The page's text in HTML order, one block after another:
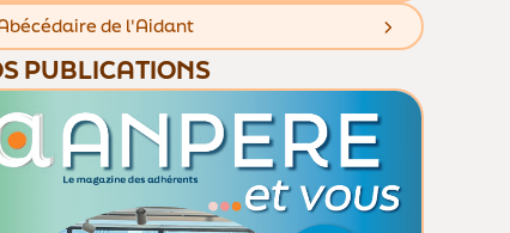
de l'Aidant
PUBLICATIONS